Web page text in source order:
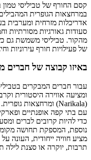
קסם החורף של טביליסי
במרחצאות הגופרית
אדריכלות מזרחית ומערבית
סעודות גאורגיות מסורתיות
מהקור. טביליסי משמשת גם
של פעילויות חורף עירוניות
באיזו קבוצה של חברים
עבור חברים המבקרים
ומציעה אווירה היסטורית
עם בתי קפה אופנתיים
נוספת, המספקת תחושה
מציע חוויה ייחודית, העונה
תרבות, יוקרה או סצנת לילה